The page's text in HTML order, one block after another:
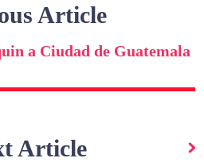
Article
a Ciudad de Guatemala
Article